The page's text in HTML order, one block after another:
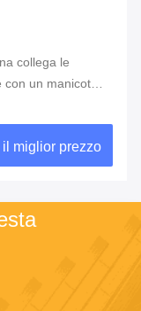
collega le
con un manicotto
anime di Matte
Card
il miglior prezzo